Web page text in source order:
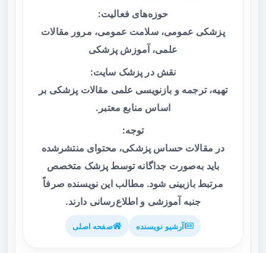
حوزه‌های فعالیت:
پزشکی عمومی، سلامت عمومی، مرور مقالات
علمی، آموزش پزشکی
نقش در پزشک سایت:
تهیه، ترجمه و بازنویسی علمی مقالات پزشکی بر
اساس منابع معتبر.
توجه:
در مقالات حساس پزشکی، محتوای منتشرشده
باید به‌صورت جداگانه توسط پزشک متخصص
مرتبط بازبینی شود. مطالب این نویسنده صرفاً
جنبه آموزشی و اطلاع‌رسانی دارند.
آرشیو نویسنده صفحه اصلی